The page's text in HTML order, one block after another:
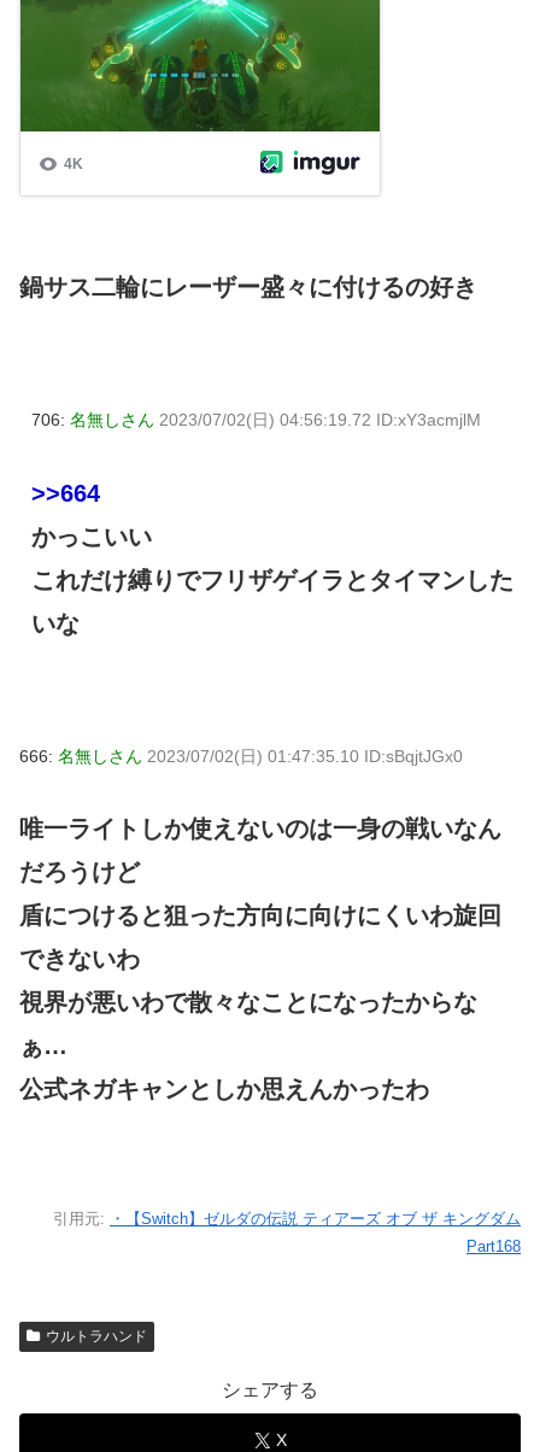
鍋サス二輪にレーザー盛々に付けるの好き
706: 名無しさん 2023/07/02(日) 04:56:19.72 ID:xY3acmjlM
>>664
かっこいい
これだけ縛りでフリザゲイラとタイマンした
いな
666: 名無しさん 2023/07/02(日) 01:47:35.10 ID:sBqjtJGx0
唯一ライトしか使えないのは一身の戦いなん
だろうけど
盾につけると狙った方向に向けにくいわ旋回
できないわ
視界が悪いわで散々なことになったからな
ぁ…
公式ネガキャンとしか思えんかったわ
引用元:
・【Switch】ゼルダの伝説 ティアーズ オブ ザ キングダム
Part168
ウルトラハンド
シェアする
X